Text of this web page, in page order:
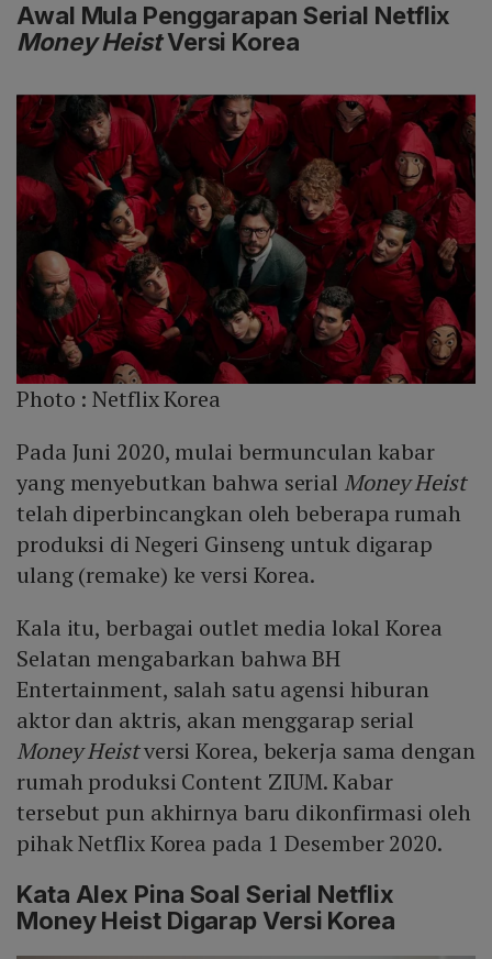
Awal Mula Penggarapan Serial Netflix
Money HeistVersi Korea
Photo :Netflix Korea
Pada Juni 2020, mulai bermunculan kabar
yang menyebutkan bahwa serial Money Heist
telah diperbincangkan oleh beberapa rumah
produksi di Negeri Ginseng untuk digarap
ulang (remake) ke versi Korea.
Kala itu, berbagai outlet media lokal Korea
Selatan mengabarkan bahwa BH
Entertainment, salah satu agensi hiburan
aktor dan aktris, akan menggarap serial
Money Heistversi Korea, bekerja sama dengan
rumah produksi Content ZIUM. Kabar
tersebut pun akhirnya baru dikonfirmasi oleh
pihak Netflix Korea pada 1 Desember 2020.
Kata Alex Pina Soal Serial Netflix
Money Heist Digarap Versi Korea